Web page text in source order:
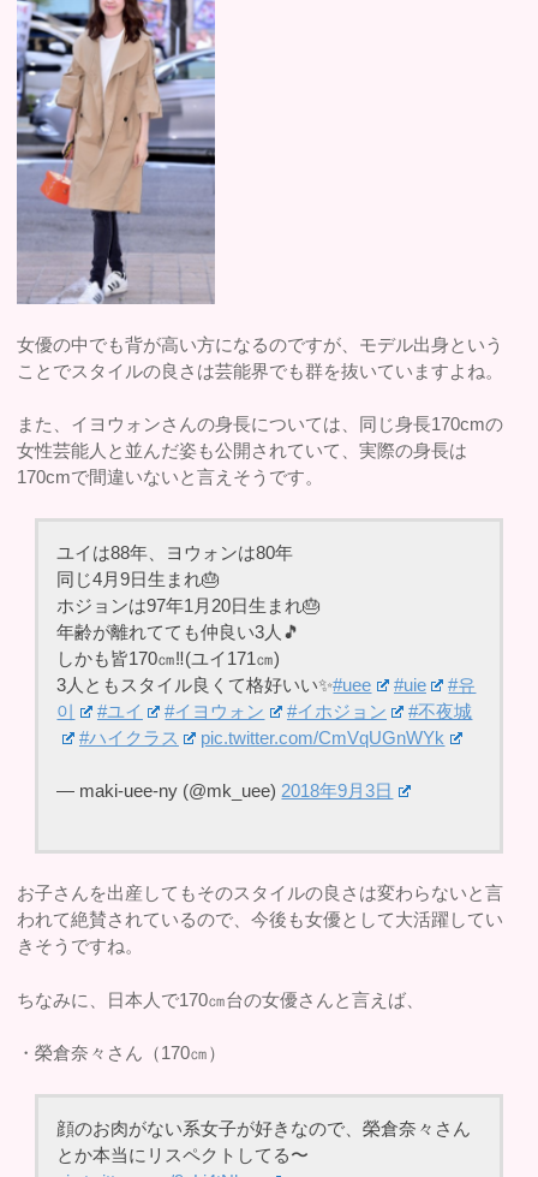
女優の中でも背が高い方になるのですが、モデル出身という
ことでスタイルの良さは芸能界でも群を抜いていますよね。
また、イヨウォンさんの身長については、同じ身長170cmの
女性芸能人と並んだ姿も公開されていて、実際の身長は
170cmで間違いないと言えそうです。
ユイは88年、ヨウォンは80年
同じ4月9日生まれ🎂
ホジョンは97年1月20日生まれ🎂
年齢が離れてても仲良い3人🎵
しかも皆170㎝‼️(ユイ171㎝)
3人ともスタイル良くて格好いい✨#uee #uie
#유
이
#ユイ #イヨウォン #イホジョン
#不夜城
#ハイクラス
pic.twitter.com/CmVqUGnWYk
— maki-uee-ny (@mk_uee) 2018年9月3日
お子さんを出産してもそのスタイルの良さは変わらないと言
われて絶賛されているので、今後も女優として大活躍してい
きそうですね。
ちなみに、日本人で170㎝台の女優さんと言えば、
・榮倉奈々さん（170㎝）
顔のお肉がない系女子が好きなので、榮倉奈々さん
とか本当にリスペクトしてる〜